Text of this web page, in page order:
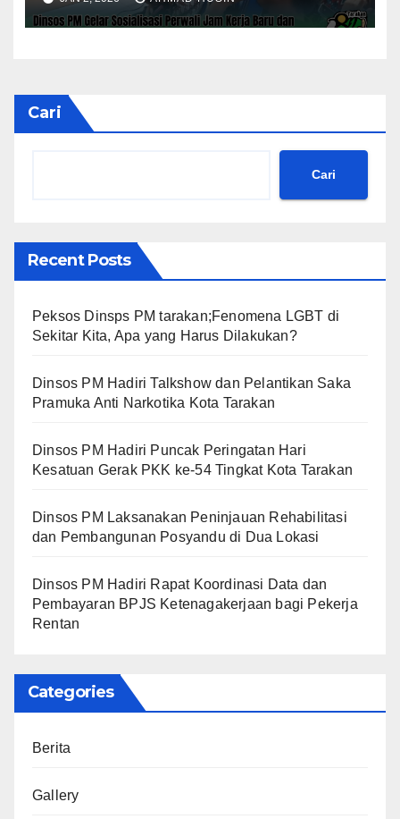
Cari
Cari
Recent Posts
Peksos Dinsps PM tarakan;Fenomena LGBT di
Sekitar Kita, Apa yang Harus Dilakukan?
Dinsos PM Hadiri Talkshow dan Pelantikan Saka
Pramuka Anti Narkotika Kota Tarakan
Dinsos PM Hadiri Puncak Peringatan Hari
Kesatuan Gerak PKK ke-54 Tingkat Kota Tarakan
Dinsos PM Laksanakan Peninjauan Rehabilitasi
dan Pembangunan Posyandu di Dua Lokasi
Dinsos PM Hadiri Rapat Koordinasi Data dan
Pembayaran BPJS Ketenagakerjaan bagi Pekerja
Rentan
Categories
Berita
Gallery